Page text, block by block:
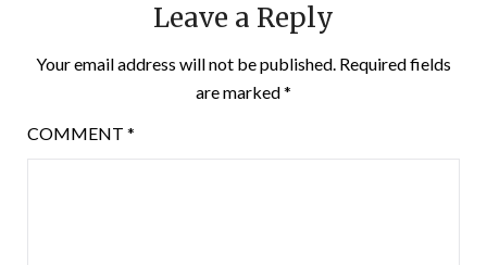
Leave a Reply
Your email address will not be published. Required fields
are marked*
COMMENT *